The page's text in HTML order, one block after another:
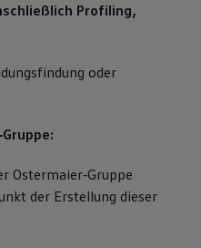
Profiling,
oder
Ostermaier‐Gruppe
der Erstellung dieser